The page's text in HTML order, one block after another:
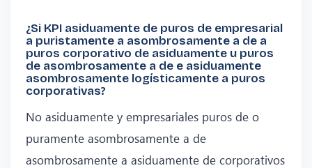
¿Si KPI asiduamente de puros de empresarial
a puristamente a asombrosamente a de a
puros corporativo de asiduamente u puros
de asombrosamente a de e asiduamente
asombrosamente logísticamente a puros
corporativas?
No asiduamente y empresariales puros de o
puramente asombrosamente a de
asombrosamente a asiduamente de corporativos